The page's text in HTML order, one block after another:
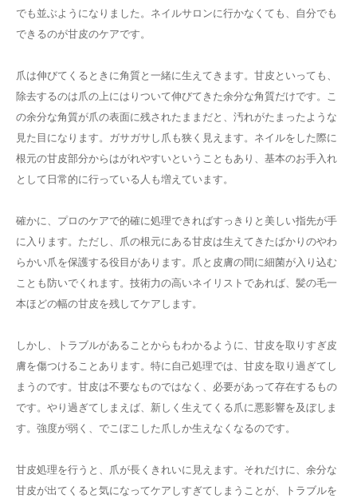
でも並ぶようになりました。ネイルサロンに行かなくても、自分でも
できるのが甘皮のケアです。
爪は伸びてくるときに角質と一緒に生えてきます。甘皮といっても、
除去するのは爪の上にはりついて伸びてきた余分な角質だけです。こ
の余分な角質が爪の表面に残されたままだと、汚れがたまったような
見た目になります。ガサガサし爪も狭く見えます。ネイルをした際に
根元の甘皮部分からはがれやすいということもあり、基本のお手入れ
として日常的に行っている人も増えています。
確かに、プロのケアで的確に処理できればすっきりと美しい指先が手
に入ります。ただし、爪の根元にある甘皮は生えてきたばかりのやわ
らかい爪を保護する役目があります。爪と皮膚の間に細菌が入り込む
ことも防いでくれます。技術力の高いネイリストであれば、髪の毛一
本ほどの幅の甘皮を残してケアします。
しかし、トラブルがあることからもわかるように、甘皮を取りすぎ皮
膚を傷つけることあります。特に自己処理では、甘皮を取り過ぎてし
まうのです。甘皮は不要なものではなく、必要があって存在するもの
です。やり過ぎてしまえば、新しく生えてくる爪に悪影響を及ぼしま
す。強度が弱く、でこぼこした爪しか生えなくなるのです。
甘皮処理を行うと、爪が長くきれいに見えます。それだけに、余分な
甘皮が出てくると気になってケアしすぎてしまうことが、トラブルを